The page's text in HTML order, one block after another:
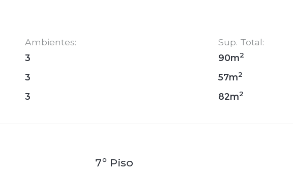
Ambientes:
3
3
3
Sup. Total:
90m2
57m2
82m2
7º Piso